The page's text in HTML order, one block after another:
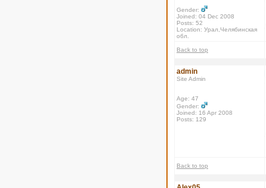
Gender:
Joined: 04 Dec 2008
Posts: 52
Location: Урал,Челябинская
обл.
Back to top
admin
Site Admin
Age: 47
Gender:
Joined: 16 Apr 2008
Posts: 129
Back to top